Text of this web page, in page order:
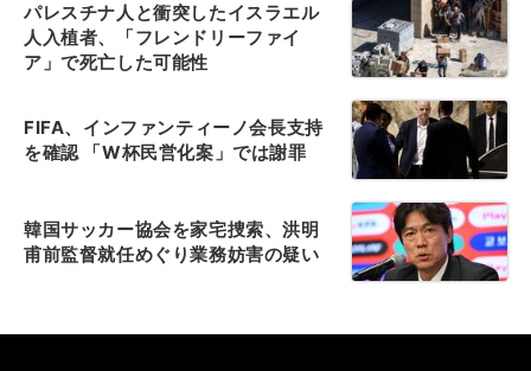
パレスチナ人と衝突したイスラエル
人入植者、「フレンドリーファイ
ア」で死亡した可能性
FIFA、インファンティーノ会長支持
を確認 「W杯民営化案」では謝罪
韓国サッカー協会を家宅捜索、洪明
甫前監督就任めぐり業務妨害の疑い